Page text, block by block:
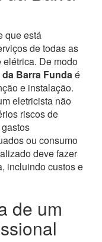
que está
de todas as
De modo
Barra Fundaé
e instalação.
eletricista não
riscos de
ou consumo
deve fazer
incluindo custos e
de um